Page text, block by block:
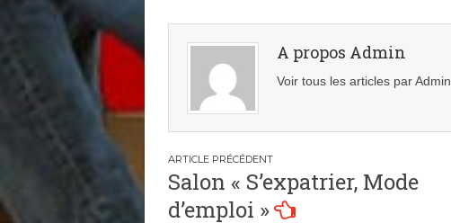
A propos Admin
Voir tous les articles par Admin
Navigation
de
Salon « S’expatrier, Mode
d’emploi »